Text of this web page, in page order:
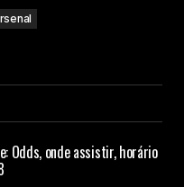
Odds, onde assistir, horário